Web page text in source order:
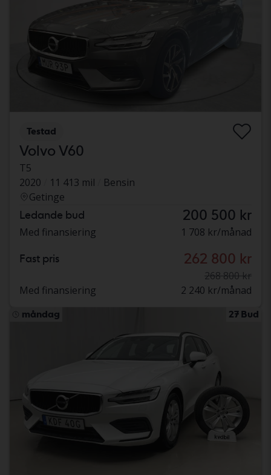
Testad
Volvo V60
T5
2020
11 413 mil
Bensin
Getinge
Ledande bud 200 500 kr
Med finansiering 1 708 kr/månad
Fast pris 262 800 kr
268 800 kr
Med finansiering
2 240 kr/månad
måndag 27 Bud